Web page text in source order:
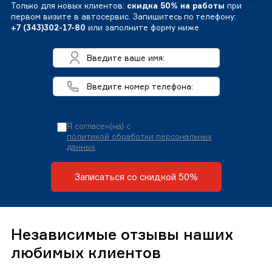
Только для новых клиентов: скидка 50% на работы при
первом визите в автосервис. Запишитесь по телефону:
+7 (343)302-17-80 или заполните форму ниже
Я согласен(на) с
политикой обработки персональных
данных
Записаться со скидкой 50%
Независимые отзывы наших
любимых клиентов